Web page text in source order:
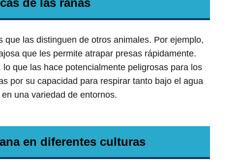
de las ranas
las distinguen de otros animales. Por ejemplo,
que les permite atrapar presas rápidamente.
que las hace potencialmente peligrosas para los
por su capacidad para respirar tanto bajo el agua
una variedad de entornos.
en diferentes culturas